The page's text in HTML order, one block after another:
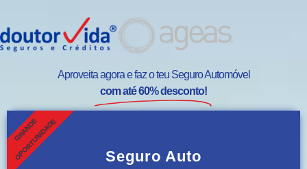
Aproveita agora e faz o teu Seguro Automóvel
com até 60% desconto!
Seguro Auto
GRANDE
OPORTUNIDADE